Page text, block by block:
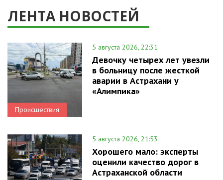
ЛЕНТА НОВОСТЕЙ
Происшествия
5 августа 2026, 22:31
Девочку четырех лет увезли
в больницу после жесткой
аварии в Астрахани у
«Алимпика»
5 августа 2026, 21:53
Хорошего мало: эксперты
оценили качество дорог в
Астраханской области